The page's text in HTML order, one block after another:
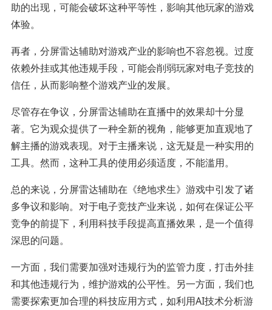
助的出现，可能会破坏这种平等性，影响其他玩家的游戏
体验。
再者，分屏雷达辅助对游戏产业的影响也不容忽视。过度
依赖外挂或其他违规手段，可能会削弱玩家对电子竞技的
信任，从而影响整个游戏产业的发展。
尽管存在争议，分屏雷达辅助在直播中的效果却十分显
著。它为观众提供了一种全新的视角，能够更加直观地了
解主播的游戏表现。对于主播来说，这无疑是一种实用的
工具。然而，这种工具的使用必须适度，不能滥用。
总的来说，分屏雷达辅助在《绝地求生》游戏中引发了诸
多争议和影响。对于电子竞技产业来说，如何在保证公平
竞争的前提下，利用科技手段提高直播效果，是一个值得
深思的问题。
一方面，我们需要加强对违规行为的监管力度，打击外挂
和其他违规行为，维护游戏的公平性。另一方面，我们也
需要探索更加合理的科技应用方式，如利用AI技术分析游